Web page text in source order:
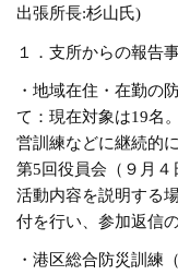
出張所長:杉山氏)
１．支所からの報告
・地域在住・在勤の
て：現在対象は19名
営訓練などに継続的
第5回役員会（９月４
活動内容を説明する
付を行い、参加返信
・港区総合防災訓練